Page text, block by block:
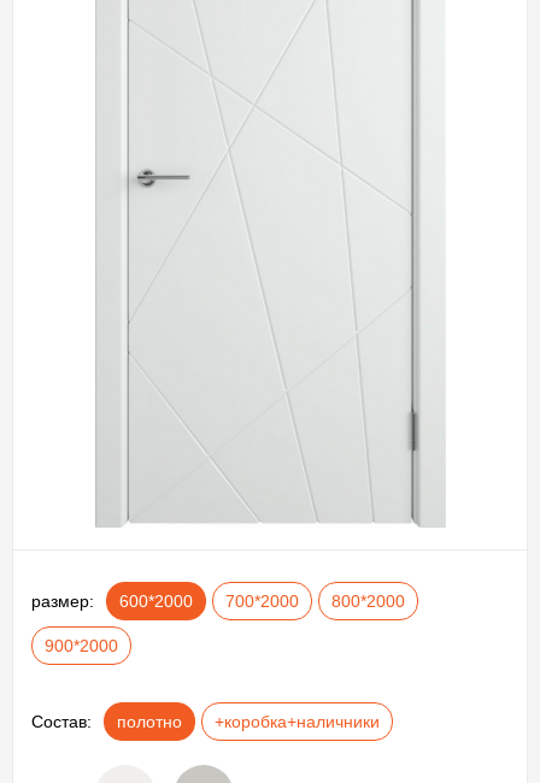
размер: 600*2000 700*2000 800*2000
900*2000
Состав: полотно +коробка+наличники